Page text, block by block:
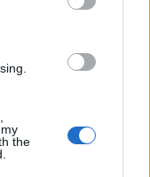
You may click to
party tags to
the